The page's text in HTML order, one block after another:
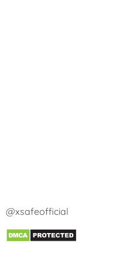
@xsafeofficial